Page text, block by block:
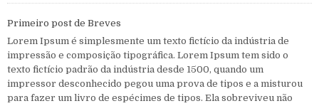
Primeiro post de Breves
Lorem Ipsum é simplesmente um texto fictício da indústria de
impressão e composição tipográfica. Lorem Ipsum tem sido o
texto fictício padrão da indústria desde 1500, quando um
impressor desconhecido pegou uma prova de tipos e a misturou
para fazer um livro de espécimes de tipos. Ela sobreviveu não